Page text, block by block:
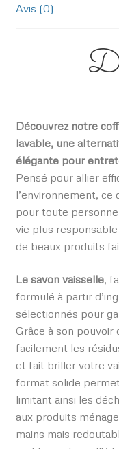
Avis (0)
Découvrez notre
lavable, une
élégante pour
Pensé pour allier
l’environnement,
pour toute
vie plus
de beaux produits
Le savon vaisselle,
formulé à partir
sélectionnés pour
Grâce à son pouvoir
facilement les
et fait briller votre
format solide
limitant ainsi les
aux produits
mains mais